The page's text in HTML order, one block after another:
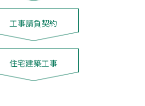
工事請負契約
住宅建築工事